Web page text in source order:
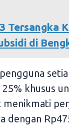
Tersangka
di
khusus
dengan